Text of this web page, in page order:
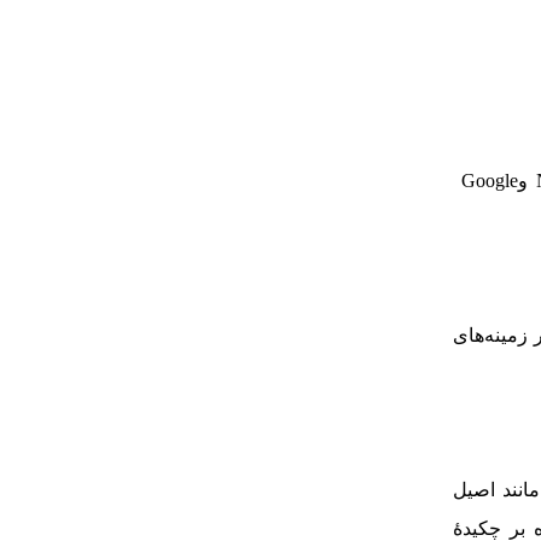
وGoogle
زمینه‌‏های
اصیل
بر چکیدۀ